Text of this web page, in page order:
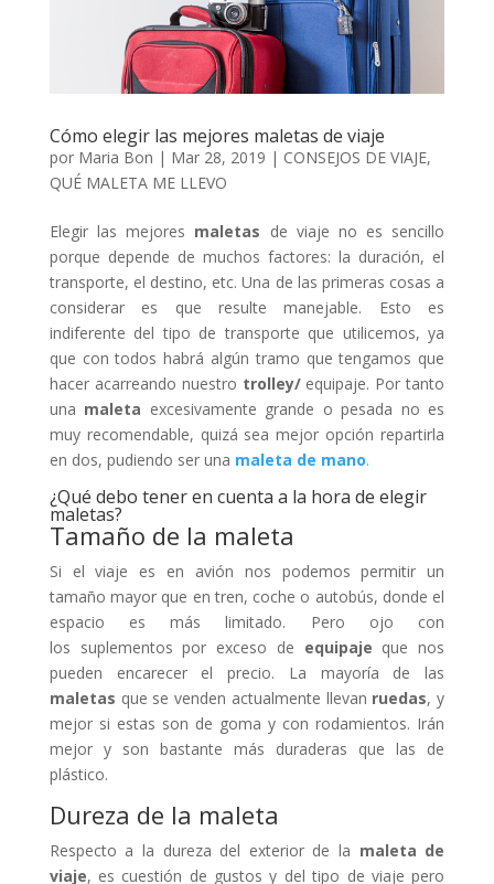
Cómo elegir las mejores maletas de viaje
por Maria Bon | Mar 28, 2019 | CONSEJOS DE VIAJE,
QUÉ MALETA ME LLEVO
Elegir las mejores maletas de viaje no es sencillo
porque depende de muchos factores: la duración, el
transporte, el destino, etc. Una de las primeras cosas a
considerar es que resulte manejable.
Esto es
indiferente del tipo de transporte que utilicemos, ya
que con todos habrá algún tramo que tengamos que
hacer acarreando nuestro trolley/ equipaje. Por tanto
una maleta excesivamente grande o pesada no es
muy recomendable, quizá sea mejor opción repartirla
en dos, pudiendo ser una maleta de mano.
¿Qué debo tener en cuenta a la hora de elegir
maletas?
Tamaño de la maleta
Si el viaje es en avión nos podemos permitir un
tamaño mayor que en tren, coche o autobús, donde el
espacio es más limitado. Pero ojo con
los suplementos por exceso de equipaje que nos
pueden encarecer el precio. La mayoría de las
maletas que se venden actualmente llevan ruedas, y
mejor si estas son de goma y con rodamientos. Irán
mejor y son bastante más duraderas que las de
plástico.
Dureza de la maleta
Respecto a la dureza del exterior de la maleta de
viaje, es cuestión de gustos y del tipo de viaje pero